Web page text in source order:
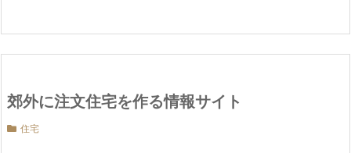
郊外に注文住宅を作る情報サイト
住宅